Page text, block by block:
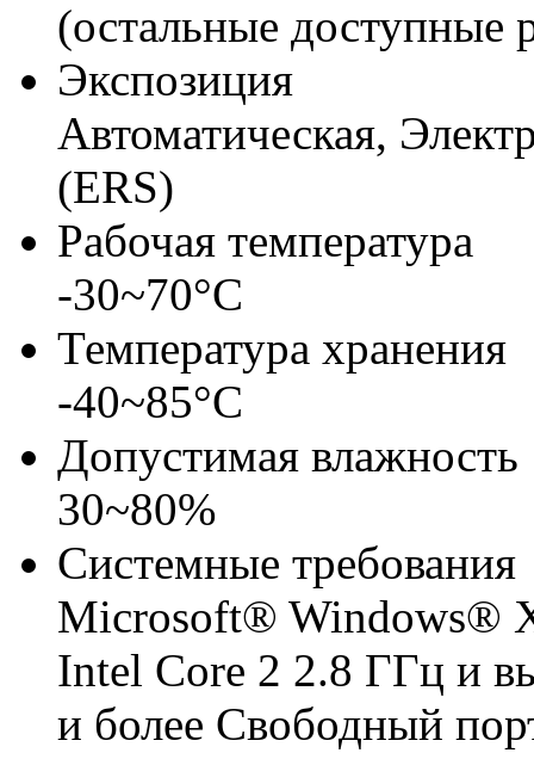
(остальные доступные
Экспозиция
Автоматическая,
(ERS)
Рабочая температура
-30~70°C
Температура хранения
-40~85°C
Допустимая влажность
30~80%
Системные требования
Microsoft® Windows®
Intel Core 2 2.8 ГГц и
и более Свободный